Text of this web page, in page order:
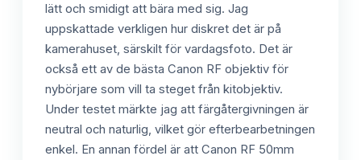
lätt och smidigt att bära med sig. Jag
uppskattade verkligen hur diskret det är på
kamerahuset, särskilt för vardagsfoto. Det är
också ett av de bästa Canon RF objektiv för
nybörjare som vill ta steget från kitobjektiv.
Under testet märkte jag att färgåtergivningen är
neutral och naturlig, vilket gör efterbearbetningen
enkel. En annan fördel är att Canon RF 50mm